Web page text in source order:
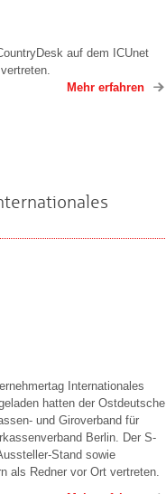
auf dem ICUnet
Mehr erfahren
Internationales
hatten der Ostdeutsche
und Giroverband für
Berlin. Der S-
Stand sowie
als Redner vor Ort vertreten.